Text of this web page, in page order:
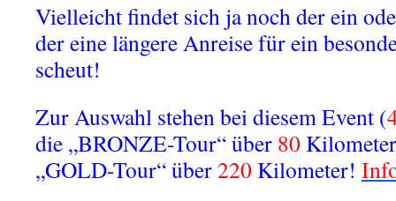
Vielleicht findet sich ja noch der ein
der eine längere Anreise für ein
scheut!
Zur Auswahl stehen bei diesem Event (
die „BRONZE-Tour“ über 80 Kilometer
„GOLD-Tour“ über220 Kilometer!